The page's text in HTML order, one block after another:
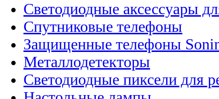
Светодиодные аксессуары
Спутниковые телефоны
Защищенные телефоны
Металлодетекторы
Светодиодные пиксели для